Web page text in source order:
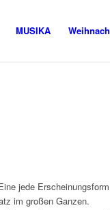
MUSIKA
jede
im großen Ganzen.